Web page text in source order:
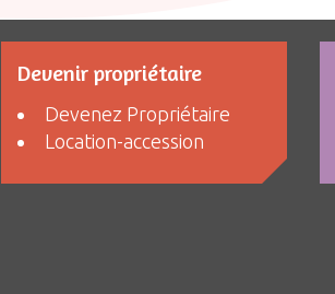
Devenir propriétaire
Devenez Propriétaire
Location-accession